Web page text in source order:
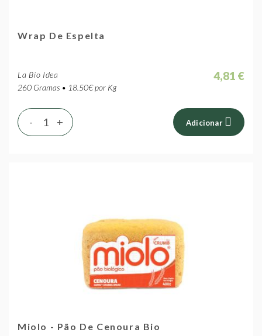
Wrap De Espelta
La Bio Idea
260 Gramas • 18.50€ por Kg
4,81 €
+
- Adicionar
Miolo - Pão De Cenoura Bio